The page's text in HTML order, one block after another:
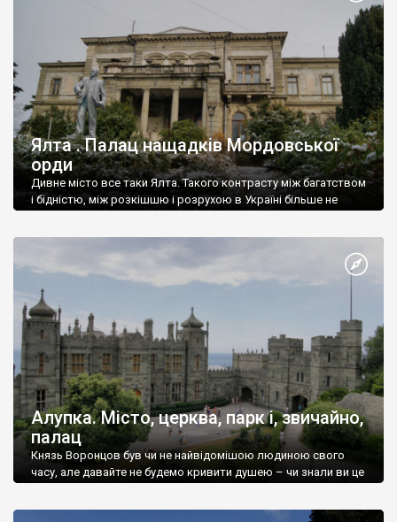
Ялта . Палац нащадків Мордовської
орди
Дивне місто все таки Ялта. Такого контрасту між багатством
і бідністю, між розкішшю і розрухою в Україні більше не
Алупка. Місто, церква, парк і, звичайно,
палац
Князь Воронцов був чи не найвідомішою людиною свого
часу, але давайте не будемо кривити душею – чи знали ви це